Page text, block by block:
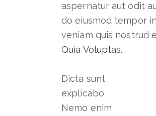
aspernatur aut odit
do eiusmod tempor
veniam quis nostrud
Quia Voluptas.
Dicta sunt
explicabo.
Nemo enim